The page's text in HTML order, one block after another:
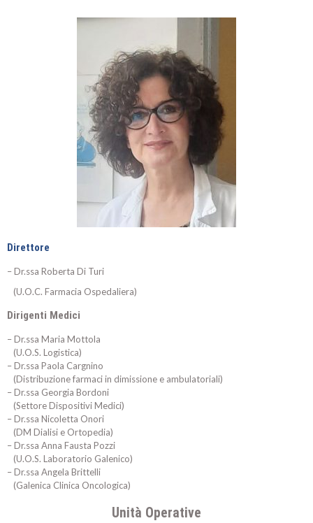
Direttore
– Dr.ssa Roberta Di Turi
(U.O.C. Farmacia Ospedaliera)
Dirigenti Medici
– Dr.ssa Maria Mottola
(U.O.S. Logistica)
– Dr.ssa Paola Cargnino
(Distribuzione farmaci in dimissione e ambulatoriali)
– Dr.ssa Georgia Bordoni
(Settore Dispositivi Medici)
– Dr.ssa Nicoletta Onori
(DM Dialisi e Ortopedia)
– Dr.ssa Anna Fausta Pozzi
(U.O.S. Laboratorio Galenico)
– Dr.ssa Angela Brittelli
(Galenica Clinica Oncologica)
Unità Operative